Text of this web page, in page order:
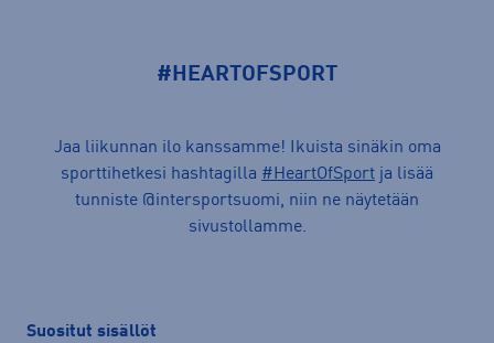
#HEARTOFSPORT
Jaa liikunnan ilo kanssamme! Ikuista sinäkin oma
sporttihetkesi hashtagilla #HeartOfSport ja lisää
tunniste @intersportsuomi, niin ne näytetään
sivustollamme.
Suositut sisällöt